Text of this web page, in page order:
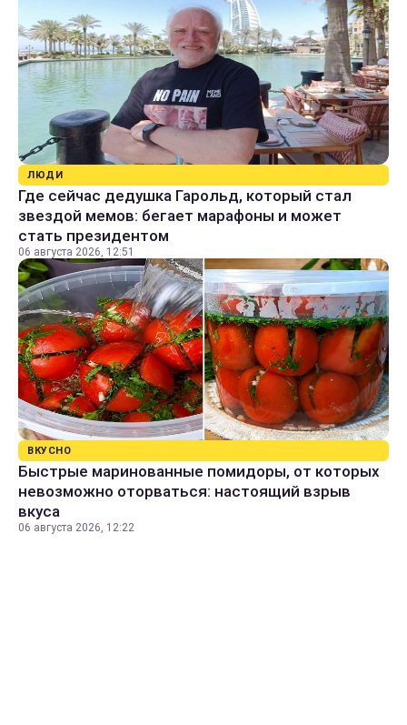
ЛЮДИ
Где сейчас дедушка Гарольд, который стал
звездой мемов: бегает марафоны и может
стать президентом
06 августа 2026, 12:51
ВКУСНО
Быстрые маринованные помидоры, от которых
невозможно оторваться: настоящий взрыв
вкуса
06 августа 2026, 12:22